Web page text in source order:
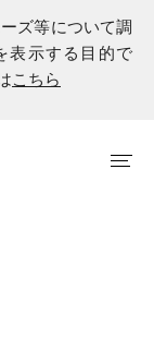
ズ等について調
表示する目的で
こちら